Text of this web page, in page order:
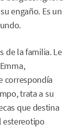
engaño. Es un
de la familia. Le
correspondía
trata a su
que destina
estereotipo